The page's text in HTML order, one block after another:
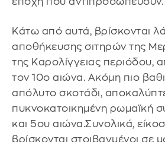
Κάτω από αυτά, βρίσκονται
αποθήκευσης σιτηρών της
της Καρολίγγειας περιόδου,
τον 10ο αιώνα. Ακόμη πιο
απόλυτο σκοτάδι,
πυκνοκατοικημένη ρωμαϊκή
και 5ου αιώνα.Συνολικά,
βρίσκονται στοιβαγμένοι σε